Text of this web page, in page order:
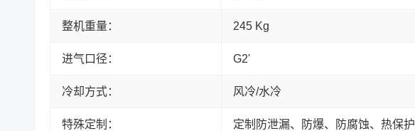
整机重量： 245 Kg
进气口径： G2'
冷却方式： 风冷/水冷
特殊定制： 定制防泄漏、防爆、防腐蚀、热保护